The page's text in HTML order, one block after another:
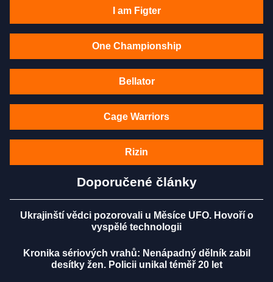
I am Figter
One Championship
Bellator
Cage Warriors
Rizin
Doporučené články
Ukrajinští vědci pozorovali u Měsíce UFO. Hovoří o
vyspělé technologii
Kronika sériových vrahů: Nenápadný dělník zabil
desítky žen. Policii unikal téměř 20 let